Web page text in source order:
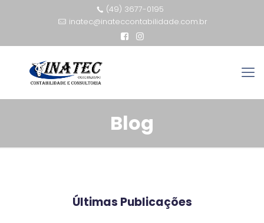
(49) 3677-0195
inatec@inateccontabilidade.com.br
Blog
Últimas Publicações